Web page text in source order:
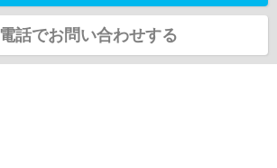
電話でお問い合わせする